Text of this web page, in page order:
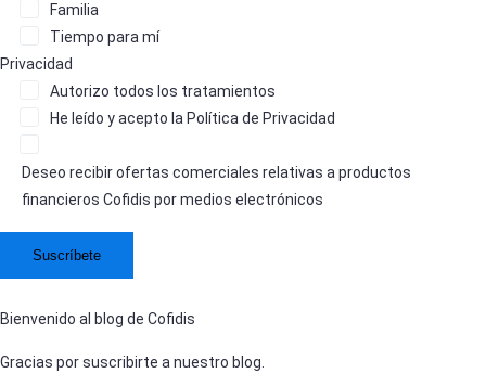
Familia
Tiempo para mí
Privacidad
Autorizo todos los tratamientos
He leído y acepto la Política de Privacidad
Deseo recibir ofertas comerciales relativas a productos
financieros Cofidis por medios electrónicos
Bienvenido al blog de Cofidis
Gracias por suscribirte a nuestro blog.